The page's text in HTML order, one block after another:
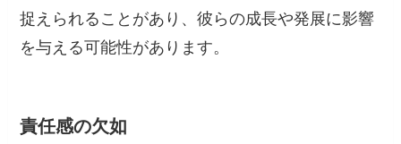
捉えられることがあり、彼らの成長や発展に影響
を与える可能性があります。
責任感の欠如